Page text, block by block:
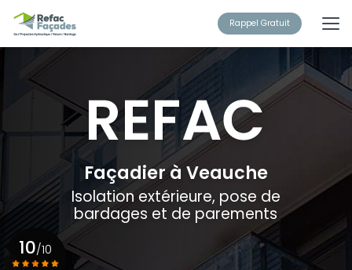
au
contenu
principal
Rappel Gratuit
Façadier à Veauche
Isolation extérieure, pose de
bardages et de parements
10/10